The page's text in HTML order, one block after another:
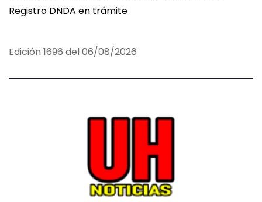
Registro DNDA en trámite
Edición 1696 del 06/08/2026